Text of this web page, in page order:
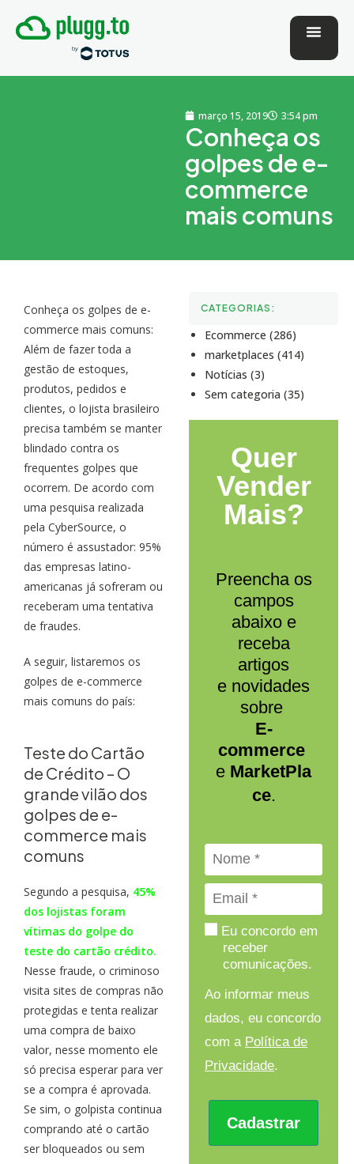
março 15, 2019 3:54 pm
Conheça os
golpes de e-
commerce
mais comuns
Conheça os golpes de e-
commerce mais comuns:
Além de fazer toda a
gestão de estoques,
produtos, pedidos e
clientes, o lojista brasileiro
precisa também se manter
blindado contra os
frequentes golpes que
ocorrem. De acordo com
uma pesquisa realizada
pela CyberSource, o
número é assustador: 95%
das empresas latino-
americanas já sofreram ou
receberam uma tentativa
de fraudes.
A seguir, listaremos os
golpes de e-commerce
mais comuns do país:
Teste do Cartão
de Crédito – O
grande vilão dos
golpes de e-
commerce mais
comuns
Segundo a pesquisa, 45%
dos lojistas foram
vítimas do golpe do
teste do cartão crédito.
Nesse fraude, o criminoso
visita sites de compras não
protegidas e tenta realizar
uma compra de baixo
valor, nesse momento ele
só precisa esperar para ver
se a compra é aprovada.
Se sim, o golpista continua
comprando até o cartão
ser bloqueados ou sem
CATEGORIAS:
Ecommerce (286)
marketplaces (414)
Notícias (3)
Sem categoria (35)
Quer
Vender
Mais?
Preencha os
campos
abaixo e
receba
artigos
e novidades
sobre
E-
commerce
e MarketPla
ce.
Eu concordo em
receber
comunicações.
Ao informar meus
dados, eu concordo
com a Política de
Privacidade.
Cadastrar